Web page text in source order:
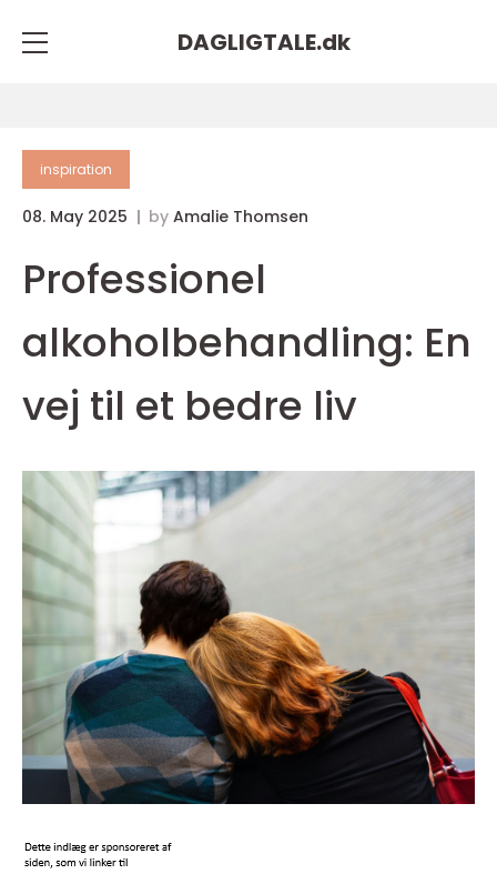
DAGLIGTALE.dk
inspiration
08. May 2025 by Amalie Thomsen
Professionel
alkoholbehandling: En
vej til et bedre liv